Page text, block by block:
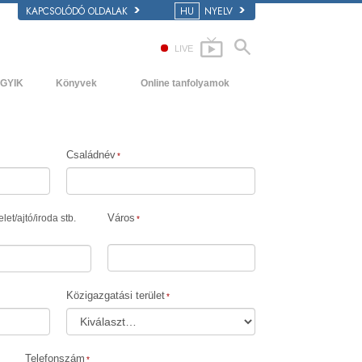
KAPCSOLÓDÓ OLDALAK HU NYELV
LIVE
GYIK Könyvek Online tanfolyamok
sérülésekre
Házasság
Az érzelmi Tónusskála
Családnév
/ajtó/iroda stb. Város
Közigazgatási terület
Telefonszám